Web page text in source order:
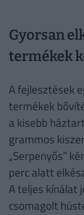
Gyorsan
termékek
A fejlesztések
termékek
a kisebb
grammos
„Serpenyős”
perc alatt
A teljes kínálat
csomagolt